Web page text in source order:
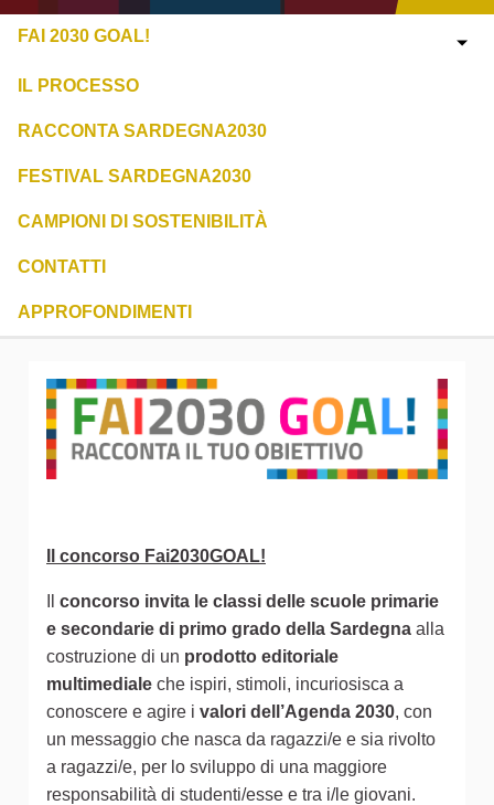
FAI 2030 GOAL!
IL PROCESSO
RACCONTA SARDEGNA2030
FESTIVAL SARDEGNA2030
CAMPIONI DI SOSTENIBILITÀ
CONTATTI
APPROFONDIMENTI
Il concorso Fai2030GOAL!
concorso invita le classi delle scuole primarie
e secondarie di primo grado della Sardegna alla
costruzione di un prodotto editoriale
multimediale che ispiri, stimoli, incuriosisca a
conoscere e agire i valori dell’Agenda 2030, con
un messaggio che nasca da ragazzi/e e sia rivolto
a ragazzi/e, per lo sviluppo di una maggiore
responsabilità di studenti/esse e tra i/le giovani.